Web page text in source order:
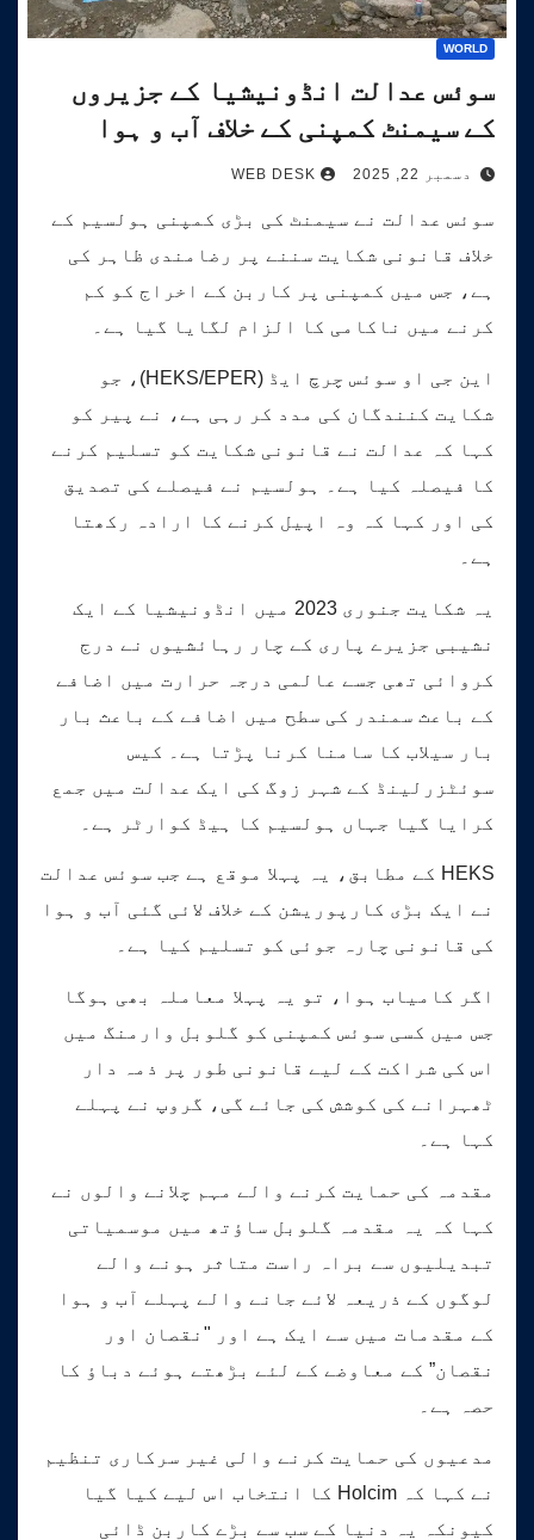
WORLD
سوئس عدالت انڈونیشیا کے جزیروں
کے سیمنٹ کمپنی کے خلاف آب و ہوا
کیس کی سماعت کرے گی۔
دسمبر 22, 2025 WEB DESK
سوئس عدالت نے سیمنٹ کی بڑی کمپنی ہولسیم کے
خلاف قانونی شکایت سننے پر رضامندی ظاہر کی
ہے، جس میں کمپنی پر کاربن کے اخراج کو کم
کرنے میں ناکامی کا الزام لگایا گیا ہے۔
این جی او سوئس چرچ ایڈ (HEKS/EPER)، جو
شکایت کنندگان کی مدد کر رہی ہے، نے پیر کو
کہا کہ عدالت نے قانونی شکایت کو تسلیم کرنے
کا فیصلہ کیا ہے۔ ہولسیم نے فیصلے کی تصدیق
کی اور کہا کہ وہ اپیل کرنے کا ارادہ رکھتا
ہے۔
یہ شکایت جنوری 2023 میں انڈونیشیا کے ایک
نشیبی جزیرے پاری کے چار رہائشیوں نے درج
کروائی تھی جسے عالمی درجہ حرارت میں اضافے
کے باعث سمندر کی سطح میں اضافے کے باعث بار
بار سیلاب کا سامنا کرنا پڑتا ہے۔ کیس
سوئٹزرلینڈ کے شہر زوگ کی ایک عدالت میں جمع
کرایا گیا جہاں ہولسیم کا ہیڈ کوارٹر ہے۔
HEKS کے مطابق، یہ پہلا موقع ہے جب سوئس عدالت
نے ایک بڑی کارپوریشن کے خلاف لائی گئی آب و ہوا
کی قانونی چارہ جوئی کو تسلیم کیا ہے۔
اگر کامیاب ہوا، تو یہ پہلا معاملہ بھی ہوگا
جس میں کسی سوئس کمپنی کو گلوبل وارمنگ میں
اس کی شراکت کے لیے قانونی طور پر ذمہ دار
ٹھہرانے کی کوشش کی جائے گی، گروپ نے پہلے
کہا ہے۔
مقدمہ کی حمایت کرنے والے مہم چلانے والوں نے
کہا کہ یہ مقدمہ گلوبل ساؤتھ میں موسمیاتی
تبدیلیوں سے براہ راست متاثر ہونے والے
لوگوں کے ذریعہ لائے جانے والے پہلے آب و ہوا
کے مقدمات میں سے ایک ہے اور "نقصان اور
نقصان” کے معاوضے کے لئے بڑھتے ہوئے دباؤ کا
حصہ ہے۔
مدعیوں کی حمایت کرنے والی غیر سرکاری تنظیم
نے کہا کہ Holcim کا انتخاب اس لیے کیا گیا
کیونکہ یہ دنیا کے سب سے بڑے کاربن ڈائی